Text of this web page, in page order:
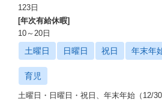
123日
[年次有給休暇]
10～20日
土曜日 日曜日 祝日 年末年
育児
土曜日・日曜日・祝日、年末年始（12/